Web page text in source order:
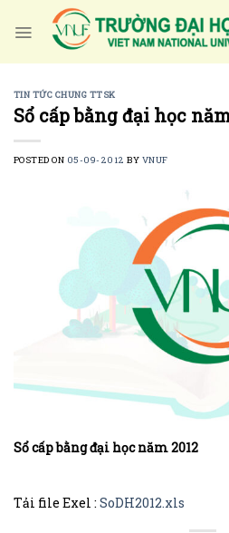
TIN TỨC CHUNG TTSK
Sổ cấp bằng đại học
POSTED ON 05-09-2012 BY VNUF
Sổ cấp bằng đại học năm 2012
Tải file Exel : SoDH2012.xls